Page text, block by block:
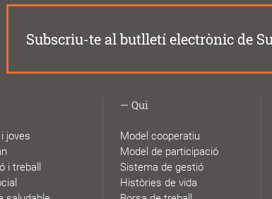
Subscriu-te al butlletí electrònic de
joves
i treball
Qui
Model cooperatiu
Model de participació
Sistema de gestió
Històries de vida